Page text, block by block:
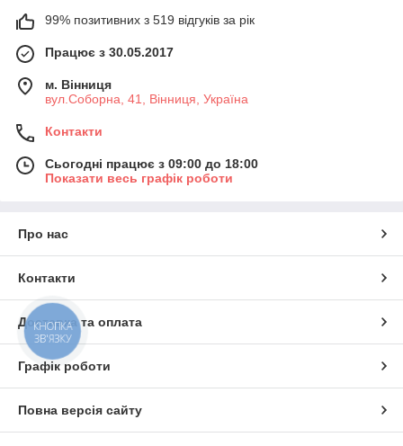
99% позитивних з 519 відгуків за рік
Працює з 30.05.2017
м. Вінниця
вул.Соборна, 41, Вінниця, Україна
Контакти
Сьогодні працює з 09:00 до 18:00
Показати весь графік роботи
Про нас
Контакти
Доставка та оплата
Графік роботи
Повна версія сайту
КНОПКА
ЗВ'ЯЗКУ